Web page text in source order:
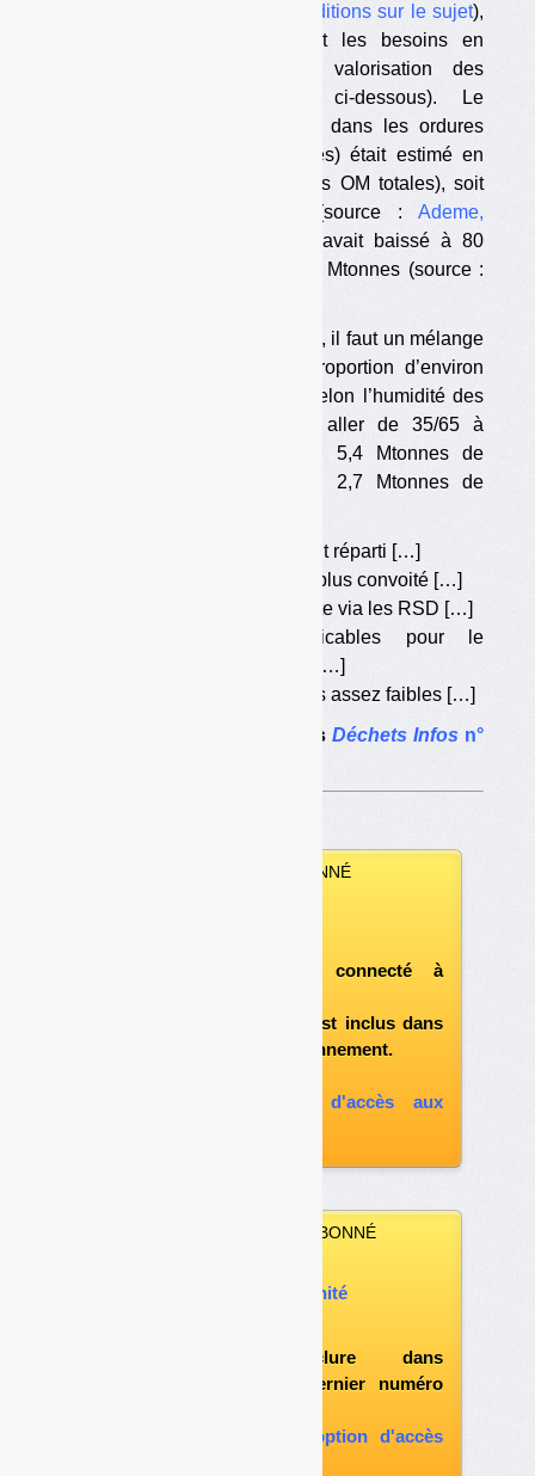
nos précédentes éditions sur le sujet),
va augmenter mécaniquement les besoins en
broyat, indispensable à la valorisation des
biodéchets (voir l’encadré ci-dessous). Le
dans les ordures
ménagères (triées et non triées) était estimé en
2007 à 6,5 Mtonnes (26 % des OM totales), soit
environ 100 kg/habitant/an (source :Ademe,
). En 2017, il avait baissé à 80
kg/habitant/an, soit environ 5,4 Mtonnes (source :
Pour composter des biodéchets, il faut un mélange
biodéchets/broyat dans une proportion d’environ
50/50 (+/– 15 %, notamment selon l’humidité des
biodéchets, et donc pouvant aller de 35/65 à
65/35). Ainsi, pour composter 5,4 Mtonnes de
biodéchets, il faudrait environ 2,7 Mtonnes de
Un gisement inégalement réparti […]
Un gisement de plus en plus convoité […]
Une réglementation stricte via les RSD […]
Des règles inapplicables pour le
compostage de proximité […]
Des sanctions encourues assez faibles […]
Le dossier complet dansDéchets Infos n°
VOUS ÊTES ABONNÉ
après vous être connecté à
et si le document est inclus dans
votre formule d'abonnement.
souscrire à l'option d'accès aux
VOUS N’ÊTES PAS ABONNÉ
acheter ce numéro à l’unité
possibilité d'inclure dans
l'abonnement le dernier numéro
vous abonner avec l'option d'accès